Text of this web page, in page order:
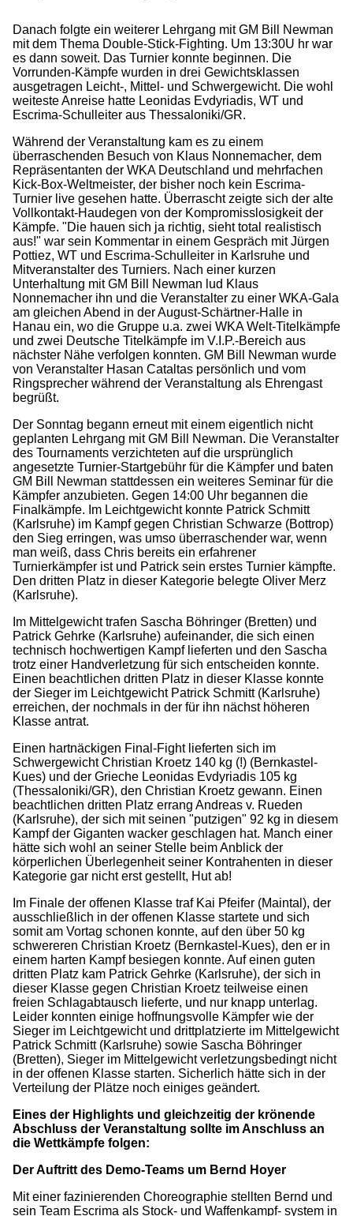
Danach folgte ein weiterer Lehrgang mit GM Bill Newman
mit dem Thema Double-Stick-Fighting. Um 13:30U hr war
es dann soweit. Das Turnier konnte beginnen. Die
Vorrunden-Kämpfe wurden in drei Gewichtsklassen
ausgetragen Leicht-, Mittel- und Schwergewicht. Die wohl
weiteste Anreise hatte Leonidas Evdyriadis, WT und
Escrima-Schulleiter aus Thessaloniki/GR.
Während der Veranstaltung kam es zu einem
überraschenden Besuch von Klaus Nonnemacher, dem
Repräsentanten der WKA Deutschland und mehrfachen
Kick-Box-Weltmeister, der bisher noch kein Escrima-
Turnier live gesehen hatte. Überrascht zeigte sich der alte
Vollkontakt-Haudegen von der Kompromisslosigkeit der
Kämpfe. "Die hauen sich ja richtig, sieht total realistisch
aus!" war sein Kommentar in einem Gespräch mit Jürgen
Pottiez, WT und Escrima-Schulleiter in Karlsruhe und
Mitveranstalter des Turniers. Nach einer kurzen
Unterhaltung mit GM Bill Newman lud Klaus
Nonnemacher ihn und die Veranstalter zu einer WKA-Gala
am gleichen Abend in der August-Schärtner-Halle in
Hanau ein, wo die Gruppe u.a. zwei WKA Welt-Titelkämpfe
und zwei Deutsche Titelkämpfe im V.I.P.-Bereich aus
nächster Nähe verfolgen konnten. GM Bill Newman wurde
von Veranstalter Hasan Cataltas persönlich und vom
Ringsprecher während der Veranstaltung als Ehrengast
begrüßt.
Der Sonntag begann erneut mit einem eigentlich nicht
geplanten Lehrgang mit GM Bill Newman. Die Veranstalter
des Tournaments verzichteten auf die ursprünglich
angesetzte Turnier-Startgebühr für die Kämpfer und baten
GM Bill Newman stattdessen ein weiteres Seminar für die
Kämpfer anzubieten. Gegen 14:00 Uhr begannen die
Finalkämpfe. Im Leichtgewicht konnte Patrick Schmitt
(Karlsruhe) im Kampf gegen Christian Schwarze (Bottrop)
den Sieg erringen, was umso überraschender war, wenn
man weiß, dass Chris bereits ein erfahrener
Turnierkämpfer ist und Patrick sein erstes Turnier kämpfte.
Den dritten Platz in dieser Kategorie belegte Oliver Merz
(Karlsruhe).
Im Mittelgewicht trafen Sascha Böhringer (Bretten) und
Patrick Gehrke (Karlsruhe) aufeinander, die sich einen
technisch hochwertigen Kampf lieferten und den Sascha
trotz einer Handverletzung für sich entscheiden konnte.
Einen beachtlichen dritten Platz in dieser Klasse konnte
der Sieger im Leichtgewicht Patrick Schmitt (Karlsruhe)
erreichen, der nochmals in der für ihn nächst höheren
Klasse antrat.
Einen hartnäckigen Final-Fight lieferten sich im
Schwergewicht Christian Kroetz 140 kg (!) (Bernkastel-
Kues) und der Grieche Leonidas Evdyriadis 105 kg
(Thessaloniki/GR), den Christian Kroetz gewann. Einen
beachtlichen dritten Platz errang Andreas v. Rueden
(Karlsruhe), der sich mit seinen "putzigen" 92 kg in diesem
Kampf der Giganten wacker geschlagen hat. Manch einer
hätte sich wohl an seiner Stelle beim Anblick der
körperlichen Überlegenheit seiner Kontrahenten in dieser
Kategorie gar nicht erst gestellt, Hut ab!
Im Finale der offenen Klasse traf Kai Pfeifer (Maintal), der
ausschließlich in der offenen Klasse startete und sich
somit am Vortag schonen konnte, auf den über 50 kg
schwereren Christian Kroetz (Bernkastel-Kues), den er in
einem harten Kampf besiegen konnte. Auf einen guten
dritten Platz kam Patrick Gehrke (Karlsruhe), der sich in
dieser Klasse gegen Christian Kroetz teilweise einen
freien Schlagabtausch lieferte, und nur knapp unterlag.
Leider konnten einige hoffnungsvolle Kämpfer wie der
Sieger im Leichtgewicht und drittplatzierte im Mittelgewicht
Patrick Schmitt (Karlsruhe) sowie Sascha Böhringer
(Bretten), Sieger im Mittelgewicht verletzungsbedingt nicht
in der offenen Klasse starten. Sicherlich hätte sich in der
Verteilung der Plätze noch einiges geändert.
Eines der Highlights und gleichzeitig der krönende
Abschluss der Veranstaltung sollte im Anschluss an
die Wettkämpfe folgen:
Der Auftritt des Demo-Teams um Bernd Hoyer
Mit einer fazinierenden Choreographie stellten Bernd und
sein Team Escrima als Stock- und Waffenkampf- system in